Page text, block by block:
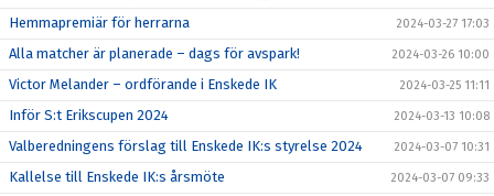
Hemmapremiär för herrarna 2024-03-27 17:03
Alla matcher är planerade – dags för avspark! 2024-03-26 10:00
Victor Melander – ordförande i Enskede IK 2024-03-25 11:11
Inför S:t Erikscupen 2024 2024-03-13 10:08
Valberedningens förslag till Enskede IK:s styrelse 2024 2024-03-07 10:31
Kallelse till Enskede IK:s årsmöte 2024-03-07 09:33